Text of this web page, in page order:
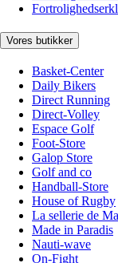
Vores butikker
Basket-Center
Daily Bikers
Direct Running
Direct-Volley
Espace Golf
Foot-Store
Galop Store
Golf and co
Handball-Store
House of Rugby
La sellerie de
Made in Paradis
Nauti-wave
On-Fight